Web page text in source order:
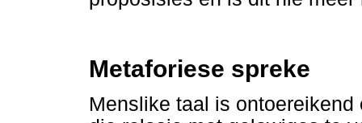
Metaforiese spreke
Menslike taal is